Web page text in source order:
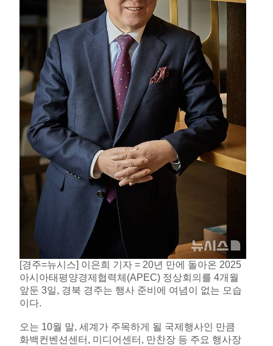
[경주=뉴시스] 이은희 기자 = 20년 만에 돌아온 2025
아시아태평양경제협력체(APEC) 정상회의를 4개월
앞둔 3일, 경북 경주는 행사 준비에 여념이 없는 모습
이다.
오는 10월 말, 세계가 주목하게 될 국제행사인 만큼
화백컨벤션센터, 미디어센터, 만찬장 등 주요 행사장